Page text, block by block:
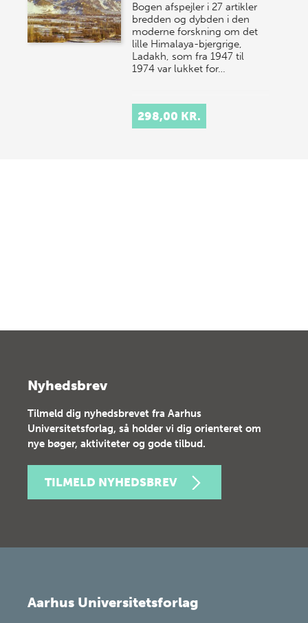
Bogen afspejler i 27 artikler
bredden og dybden i den
moderne forskning om det
lille Himalaya-bjergrige,
Ladakh, som fra 1947 til
1974 var lukket for…
298,00 KR.
Nyhedsbrev
Tilmeld dig nyhedsbrevet fra Aarhus
Universitetsforlag, så holder vi dig orienteret om
nye bøger, aktiviteter og gode tilbud.
TILMELD NYHEDSBREV
Aarhus Universitetsforlag